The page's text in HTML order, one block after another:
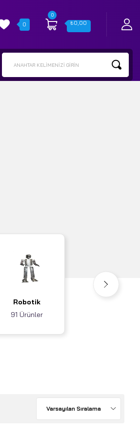
0
0
₺0,00
ANAHTAR KELIMENIZI GIRIN
Robotik
91 Ürünler
Varsayılan Sıralama